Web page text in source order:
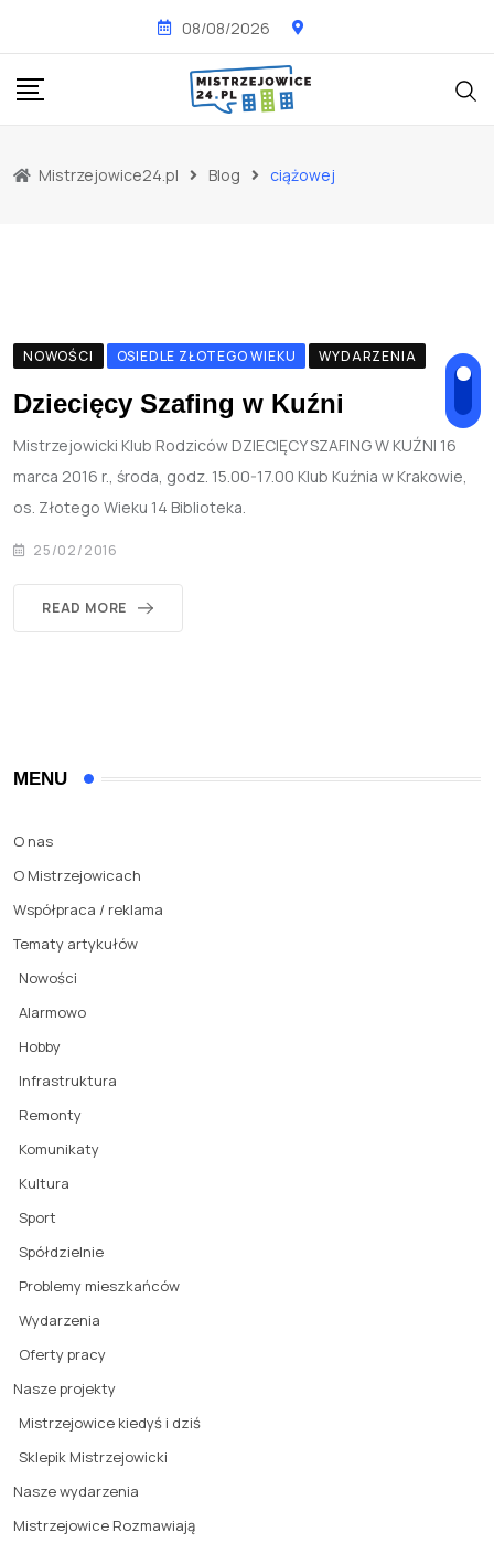
content
08/08/2026
Mistrzejowice24.pl Blog ciążowej
NOWOŚCI OSIEDLE ZŁOTEGO WIEKU WYDARZENIA
Dziecięcy Szafing w Kuźni
Mistrzejowicki Klub Rodziców DZIECIĘCY SZAFING W KUŹNI 16
marca 2016 r., środa, godz. 15.00-17.00 Klub Kuźnia w Krakowie,
os. Złotego Wieku 14 Biblioteka.
25/02/2016
READ MORE
MENU
O nas
O Mistrzejowicach
Współpraca / reklama
Tematy artykułów
Nowości
Alarmowo
Hobby
Infrastruktura
Remonty
Komunikaty
Kultura
Sport
Spółdzielnie
Problemy mieszkańców
Wydarzenia
Oferty pracy
Nasze projekty
Mistrzejowice kiedyś i dziś
Sklepik Mistrzejowicki
Nasze wydarzenia
Mistrzejowice Rozmawiają